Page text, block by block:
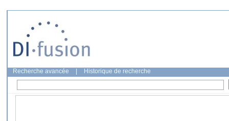
Recherche avancée Historique de recherche